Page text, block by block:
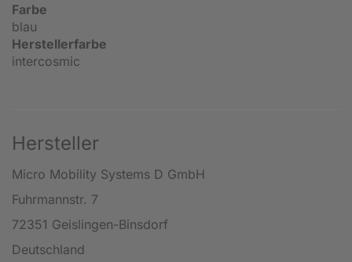
Farbe
blau
Herstellerfarbe
intercosmic
Hersteller
Micro Mobility Systems D GmbH
Fuhrmannstr. 7
72351 Geislingen-Binsdorf
Deutschland